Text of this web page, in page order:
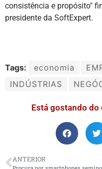
consistência e propósito"
presidente da SoftExpert.
Tags: economia
INDÚSTRIAS
Está gostando do
ANTERIOR